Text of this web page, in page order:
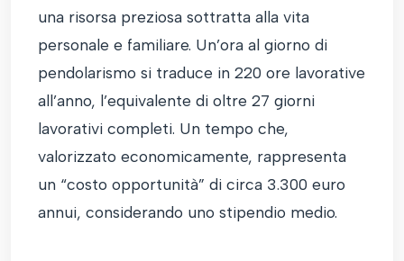
una risorsa preziosa sottratta alla vita
personale e familiare. Un’ora al giorno di
pendolarismo si traduce in 220 ore lavorative
all’anno, l’equivalente di oltre 27 giorni
lavorativi completi. Un tempo che,
valorizzato economicamente, rappresenta
un “costo opportunità” di circa 3.300 euro
annui, considerando uno stipendio medio.